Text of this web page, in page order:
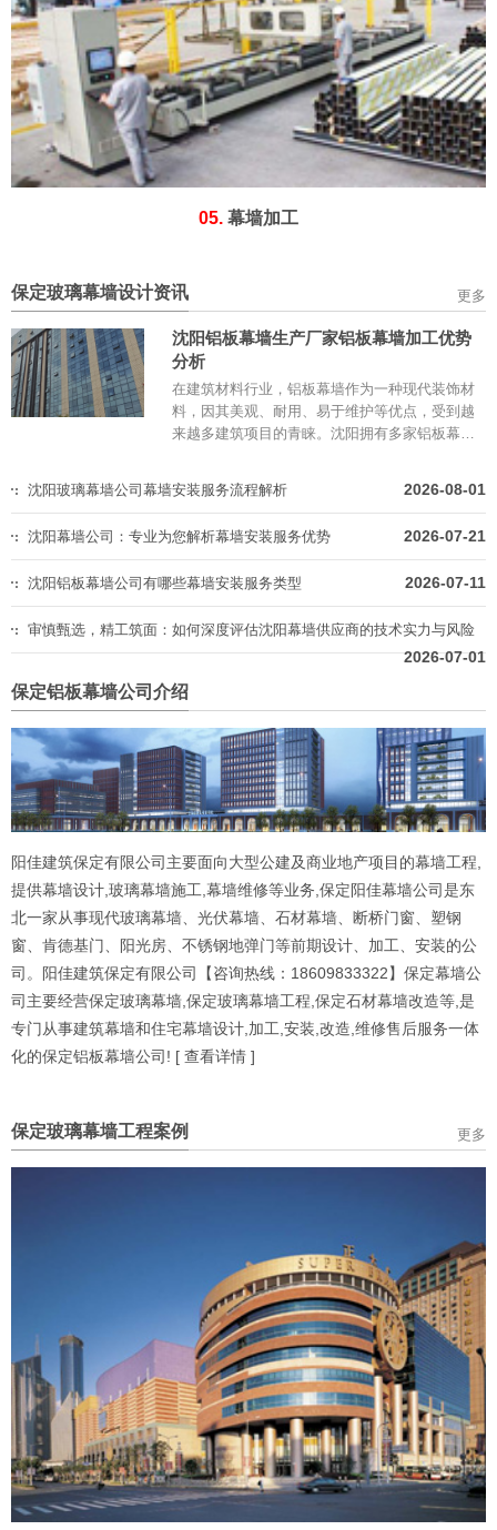
05. 幕墙加工
更多
保定玻璃幕墙设计资讯
沈阳铝板幕墙生产厂家铝板幕墙加工优势
分析
在建筑材料行业，铝板幕墙作为一种现代装饰材
料，因其美观、耐用、易于维护等优点，受到越
来越多建筑项目的青睐。沈阳拥有多家铝板幕墙
沈阳玻璃幕墙公司幕墙安装服务流程解析 2026-08-01
沈阳幕墙公司：专业为您解析幕墙安装服务优势 2026-07-21
沈阳铝板幕墙公司有哪些幕墙安装服务类型 2026-07-11
审慎甄选，精工筑面：如何深度评估沈阳幕墙供应商的技术实力与风险
2026-07-01
保定铝板幕墙公司介绍
阳佳建筑保定有限公司主要面向大型公建及商业地产项目的幕墙工程,
提供幕墙设计,玻璃幕墙施工,幕墙维修等业务,保定阳佳幕墙公司是东
北一家从事现代玻璃幕墙、光伏幕墙、石材幕墙、断桥门窗、塑钢
窗、肯德基门、阳光房、不锈钢地弹门等前期设计、加工、安装的公
司。阳佳建筑保定有限公司【咨询热线：18609833322】保定幕墙公
司主要经营保定玻璃幕墙,保定玻璃幕墙工程,保定石材幕墙改造等,是
专门从事建筑幕墙和住宅幕墙设计,加工,安装,改造,维修售后服务一体
化的保定铝板幕墙公司! [ 查看详情 ]
更多
保定玻璃幕墙工程案例